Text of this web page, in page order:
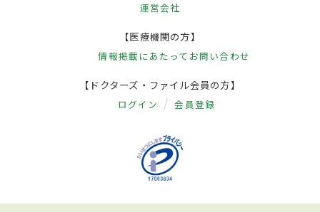
運営会社
【医療機関の方】
情報掲載にあたって お問い合わせ
【ドクターズ・ファイル会員の方】
ログイン 会員登録